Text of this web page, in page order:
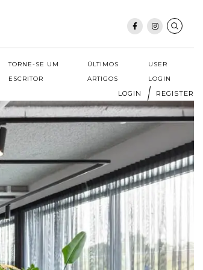
TORNE-SE UM
ESCRITOR
ÚLTIMOS
ARTIGOS
USER
LOGIN
LOGIN REGISTER